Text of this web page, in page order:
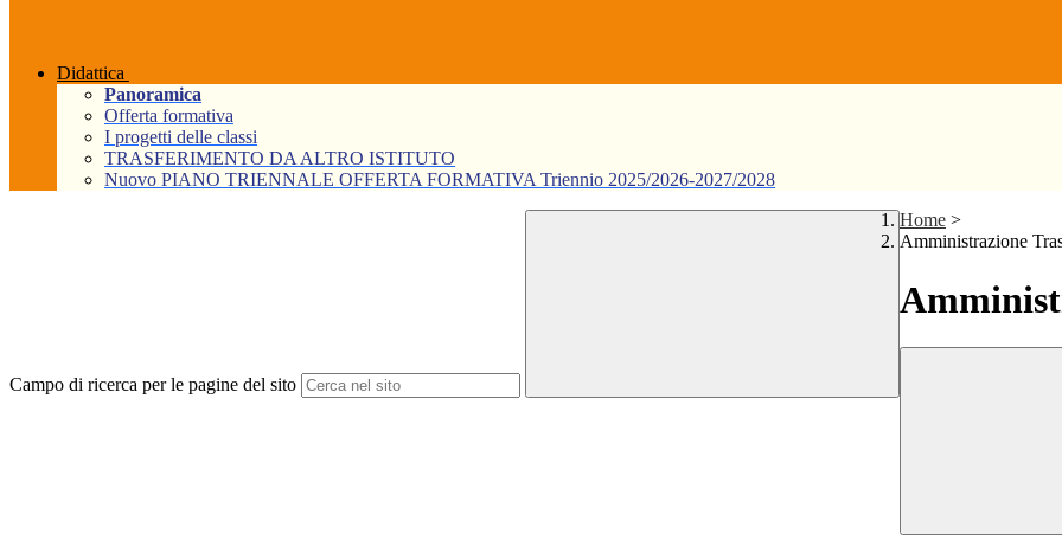
Didattica
Panoramica
Offerta formativa
I progetti delle classi
TRASFERIMENTO DA ALTRO ISTITUTO
Nuovo PIANO TRIENNALE OFFERTA FORMATIVA Triennio 2025/2026-2027/2028
Campo di ricerca per le pagine del sito
Home >
Amministrazione